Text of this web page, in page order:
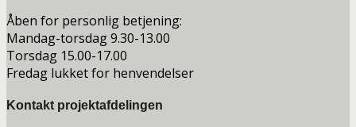
Åben for personlig betjening:
Mandag-torsdag 9.30-13.00
Torsdag 15.00-17.00
Fredag lukket for henvendelser
Kontakt projektafdelingen